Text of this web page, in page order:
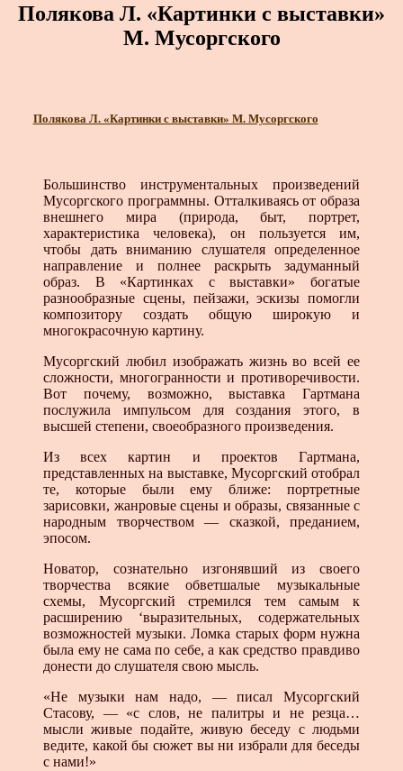
Полякова Л. «Картинки с выставки»
М. Мусоргского
Полякова Л. «Картинки с выставки» М. Мусоргского
Большинство инструментальных произведений
Мусоргского программны. Отталкиваясь от образа
внешнего мира (природа, быт, портрет,
характеристика человека), он пользуется им,
чтобы дать вниманию слушателя определенное
направление и полнее раскрыть задуманный
образ. В «Картинках с выставки» богатые
разнообразные сцены, пейзажи, эскизы помогли
композитору создать общую широкую и
многокрасочную картину.
Мусоргский любил изображать жизнь во всей ее
сложности, многогранности и противоречивости.
Вот почему, возможно, выставка Гартмана
послужила импульсом для создания этого, в
высшей степени, своеобразного произведения.
Из всех картин и проектов Гартмана,
представленных на выставке, Мусоргский отобрал
те, которые были ему ближе: портретные
зарисовки, жанровые сцены и образы, связанные с
народным творчеством — сказкой, преданием,
эпосом.
Новатор, сознательно изгонявший из своего
творчества всякие обветшалые музыкальные
схемы, Мусоргский стремился тем самым к
расширению ‘выразительных, содержательных
возможностей музыки. Ломка старых форм нужна
была ему не сама по себе, а как средство правдиво
донести до слушателя свою мысль.
«Не музыки нам надо, — писал Мусоргский
Стасову, — «с слов, не палитры и не резца…
мысли живые подайте, живую беседу с людьми
ведите, какой бы сюжет вы ни избрали для беседы
с нами!»